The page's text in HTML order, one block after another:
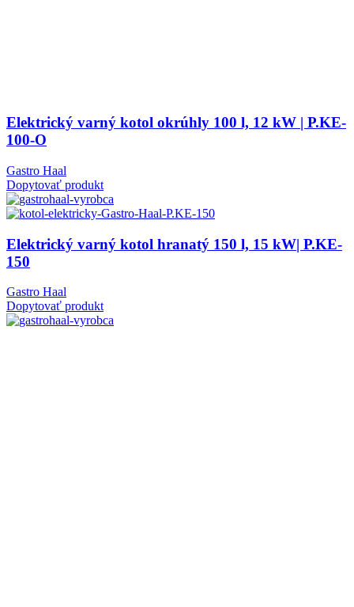
Elektrický varný kotol okrúhly 100 l, 12 kW | P.KE-
100-O
Gastro Haal
Dopytovať produkt
Elektrický varný kotol hranatý 150 l, 15 kW| P.KE-
150
Gastro Haal
Dopytovať produkt